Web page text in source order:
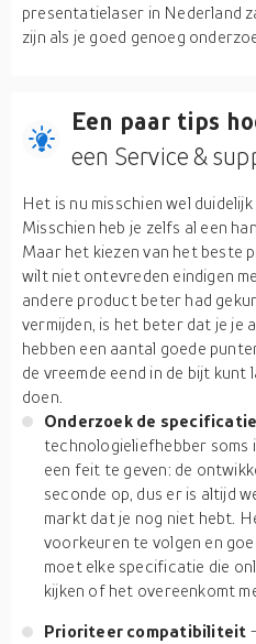
presentatielaser in Nederland
zijn als je goed genoeg
Een paar tips
een Service &
Het is nu misschien wel
Misschien heb je zelfs al een
Maar het kiezen van het beste
wilt niet ontevreden eindigen
andere product beter had
vermijden, is het beter dat je je
hebben een aantal goede
de vreemde eend in de bijt
doen.
Onderzoek de
technologieliefhebber soms
een feit te geven: de
seconde op, dus er is altijd
markt dat je nog niet hebt.
voorkeuren te volgen en
moet elke specificatie die
kijken of het overeenkomt
Prioriteer compatibiliteit